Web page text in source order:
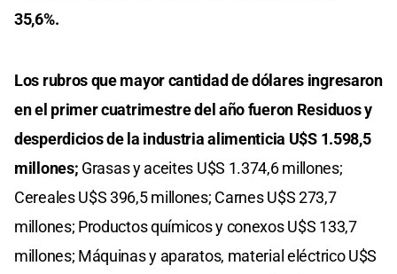
35,6%.
Los rubros que mayor cantidad de dólares ingresaron
en el primer cuatrimestre del año fueron Residuos y
desperdicios de la industria alimenticia U$S 1.598,5
millones; Grasas y aceites U$S 1.374,6 millones;
Cereales U$S 396,5 millones; Carnes U$S 273,7
millones; Productos químicos y conexos U$S 133,7
millones; Máquinas y aparatos, material eléctrico U$S